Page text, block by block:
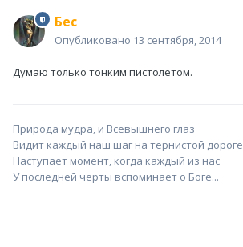
Бес
Опубликовано 13 сентября, 2014
Думаю только тонким пистолетом.
Природа мудра, и Всевышнего глаз
Видит каждый наш шаг на тернистой дороге
Наступает момент, когда каждый из нас
У последней черты вспоминает о Боге...